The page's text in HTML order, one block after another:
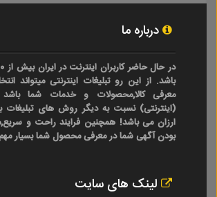
درباره ما
باشد. از این رو تبلیغات اینترنتی میتواند
معرفی کالا,محصولات و خدمات شما باشد
(اینترنتی) نسبت به دیگر روش های تبلیغات
ارزان می باشد! همچنین فرایند راحت و
بودن آگهی شما در معرفی محصول شما بسیار
لینک های سایت